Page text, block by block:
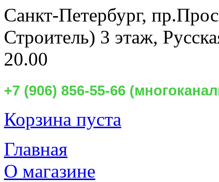
Санкт-Петербург,
Строитель) 3 этаж,
20.00
+7 (906) 856-55-66
Корзина пуста
Главная
О магазине